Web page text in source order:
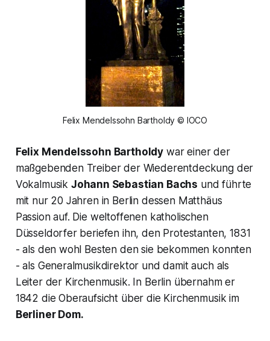
Felix Mendelssohn Bartholdy © IOCO
Felix Mendelssohn Bartholdy war einer der
maßgebenden Treiber der Wiederentdeckung der
Vokalmusik Johann Sebastian Bachs und führte
mit nur 20 Jahren in Berlin dessen Matthäus
Passion auf. Die weltoffenen katholischen
Düsseldorfer beriefen ihn, den Protestanten, 1831
- als den wohl Besten den sie bekommen konnten
- als Generalmusikdirektor und damit auch als
Leiter der Kirchenmusik. In Berlin übernahm er
1842 die Oberaufsicht über die Kirchenmusik im
Berliner Dom.